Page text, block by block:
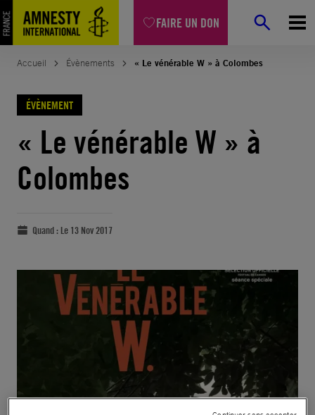
FAIRE UN DON
Accueil Évènements « Le vénérable W » à Colombes
ÉVÈNEMENT
« Le vénérable W » à
Colombes
Quand : Le 13 Nov 2017